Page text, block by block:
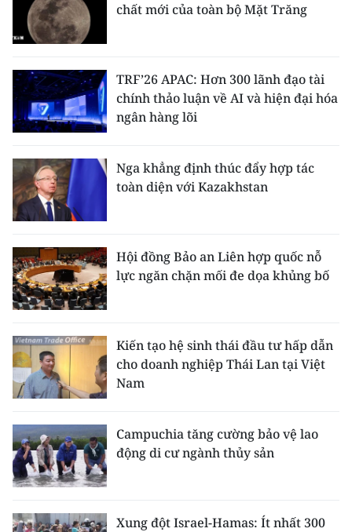
chất mới của toàn bộ Mặt Trăng
TRF’26 APAC: Hơn 300 lãnh đạo tài
chính thảo luận về AI và hiện đại hóa
ngân hàng lõi
Nga khẳng định thúc đẩy hợp tác
toàn diện với Kazakhstan
Hội đồng Bảo an Liên hợp quốc nỗ
lực ngăn chặn mối đe dọa khủng bố
Kiến tạo hệ sinh thái đầu tư hấp dẫn
cho doanh nghiệp Thái Lan tại Việt
Nam
Campuchia tăng cường bảo vệ lao
động di cư ngành thủy sản
Xung đột Israel-Hamas: Ít nhất 300